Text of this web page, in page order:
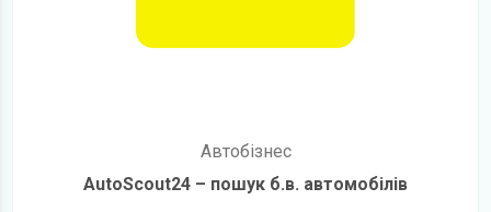
Автобізнес
AutoScout24 – пошук б.в. автомобілів